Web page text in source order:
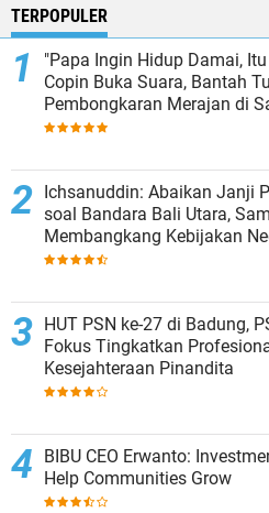
TERPOPULER
"Papa Ingin Hidup Damai,
Copin Buka Suara, Bantah
Pembongkaran Merajan di
Sepihak
Ichsanuddin: Abaikan Janji
soal Bandara Bali Utara,
Membangkang Kebijakan
HUT PSN ke-27 di Badung,
Fokus Tingkatkan
Kesejahteraan Pinandita
BIBU CEO Erwanto:
Help Communities Grow